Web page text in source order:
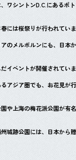
ワシントンD.C.にあるポ
には桜祭りが行われていま
のメルボルンにも、日本
イベントが開催されていま
アジア圏でも、お花見が
や上海の梅花派公園が有
城跡公園には、日本から